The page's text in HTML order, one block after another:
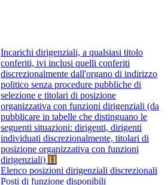
Incarichi dirigenziali, a qualsiasi titolo
conferiti, ivi inclusi quelli conferiti
discrezionalmente dall'organo di indirizzo
politico senza procedure pubbliche di
selezione e titolari di posizione
organizzativa con funzioni dirigenziali (da
pubblicare in tabelle che distinguano le
seguenti situazioni: dirigenti, dirigenti
individuati discrezionalmente, titolari di
posizione organizzativa con funzioni
dirigenziali) 11
Elenco posizioni dirigenziali discrezionali
Posti di funzione disponibili